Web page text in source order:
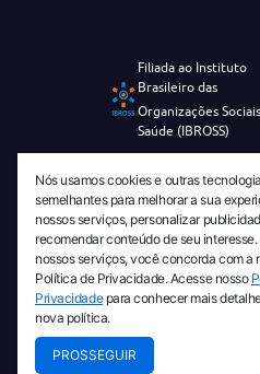
Filiada ao Instituto
Brasileiro das
Organizações
Saúde (IBROSS)
Revista
Diamante de
Diretório
de Informação
Tecnologia -
©
Nós usamos cookies e outras
semelhantes para melhorar a sua
nossos serviços, personalizar
recomendar conteúdo de seu
nossos serviços, você concorda com a
Política de Privacidade. Acesse nosso
Privacidadepara conhecer mais
nova política.
PROSSEGUIR